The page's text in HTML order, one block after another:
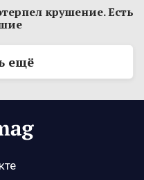
крушение. Есть
ещё